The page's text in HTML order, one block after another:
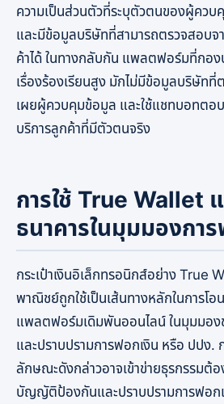
ความเป็นส่วนตัวที่ระบุตัวตนของผู้ควบ
และมีข้อมูลบริษัทที่สามารถตรวจสอบ
ค้าได้ ในทางกลับกัน แพลตฟอร์มที่กอ
เรื่องร้องเรียนสูง มักไม่มีข้อมูลบริษัทที่
เผยผู้ควบคุมข้อมูล และใช้แชทบอทต
บริการลูกค้าที่มีตัวตนจริง
การใช้ True Wallet
ธนาคารในมุมมองกา
กระเป๋าเงินอิเล็กทรอนิกส์อย่าง True
พาณิชย์ถูกใช้เป็นเส้นทางหลักในการโอ
แพลตฟอร์มเดิมพันออนไลน์ ในมุมมอ
และปราบปรามการฟอกเงิน หรือ ปปง.
ลักษณะดังกล่าวอาจเข้าข่ายธุรกรรมต้
บัญญัติป้องกันและปราบปรามการฟอก